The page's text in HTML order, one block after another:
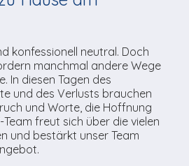
konfessionell neutral. Doch
manchmal andere Wege
In diesen Tagen des
und des Verlusts brauchen
und Worte, die Hoffnung
Team freut sich über die vielen
und bestärkt unser Team